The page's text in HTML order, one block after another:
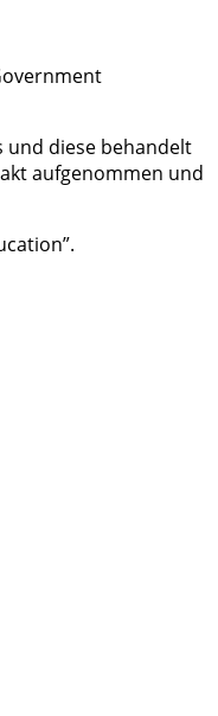
und diese behandelt
aufgenommen und